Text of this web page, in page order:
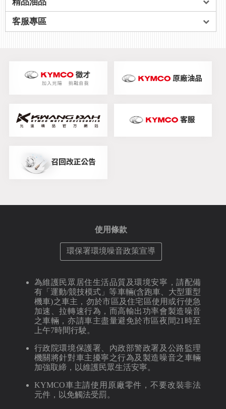
精品油品
客服專區
使用條款
環保署環境噪音政策宣導
為維護民眾居住生活品質及環境安寧，請配備
有「運動/競技模式」等車輛(含跑車、大型重型
機車)之車主，勿於市區及住宅區使用或行使急
加速、拉轉速行為，而高輸出功率會製造噪音
之車輛，亦請車主盡量避免於市區夜間21時至
上午7時間行駛。
行政院環境保護署、內政部警政署及公路監理
機關將針對車主擾寧之行為及製造噪音之車輛
加強取締，以維護民眾生活安寧。
KYMCO車主請使用原廠零件，不要改裝非法
元件，以免觸法受罰。